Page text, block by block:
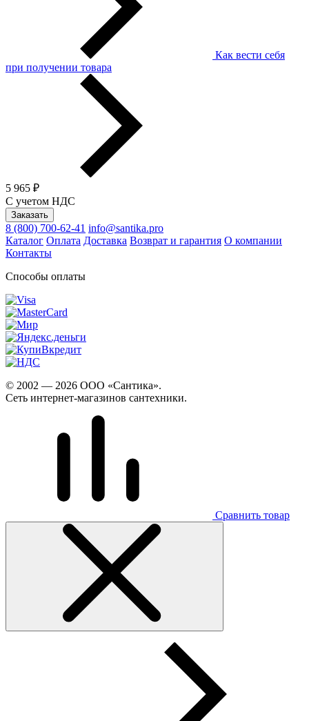
Как вести себя
при получении товара
5 965 ₽
С учетом НДС
Заказать
8 (800) 700-62-41 info@santika.pro
Каталог Оплата Доставка Возврат и гарантия О компании
Контакты
Способы оплаты
© 2002 — 2026 ООО «Сантика».
Сеть интернет-магазинов сантехники.
Сравнить товар